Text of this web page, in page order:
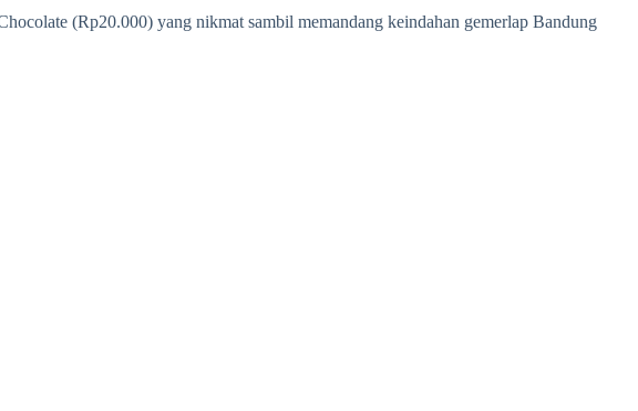
(Rp20.000) yang nikmat sambil memandang keindahan gemerlap Bandung